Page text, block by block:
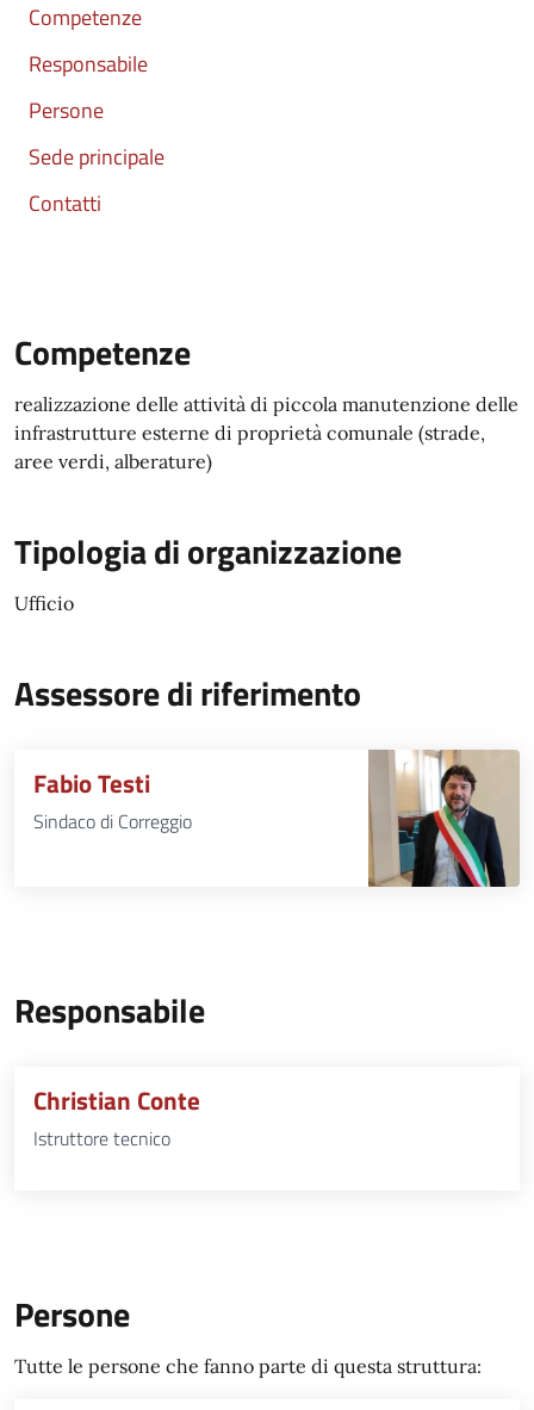
Competenze
Responsabile
Persone
Sede principale
Contatti
Competenze
realizzazione delle attività di piccola manutenzione delle
infrastrutture esterne di proprietà comunale (strade,
aree verdi, alberature)
Tipologia di organizzazione
Ufficio
Assessore di riferimento
Fabio Testi
Sindaco di Correggio
Responsabile
Christian Conte
Istruttore tecnico
Persone
Tutte le persone che fanno parte di questa struttura: